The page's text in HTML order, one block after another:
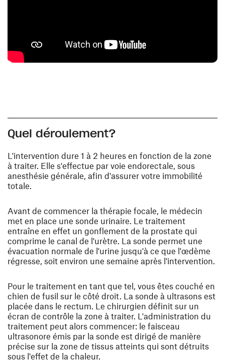
Quel déroulement?
L'intervention dure 1 à 2 heures en fonction de la zone
à traiter. Elle s'effectue par voie endorectale, sous
anesthésie générale, afin d'assurer votre immobilité
totale .
Avant de commencer la thérapie focale, le médecin
met en place une sonde urinaire. Le traitement
entraîne en effet un gonflement de la prostate qui
comprime le canal de l'urètre. La sonde permet une
évacuation normale de l'urine jusqu'à ce que l'œdème
régresse, soit environ une semaine après l'intervention.
Pour le traitement en tant que tel, vous êtes couché en
chien de fusil sur le côté droit. La sonde à ultrasons est
placée dans le rectum. Le chirurgien définit sur un
écran de contrôle la zone à traiter. L'administration du
traitement peut alors commencer: le faisceau
ultrasonore émis par la sonde est dirigé de manière
précise sur la zone de tissus atteints qui sont détruit s
sous l'effet de la chaleur.